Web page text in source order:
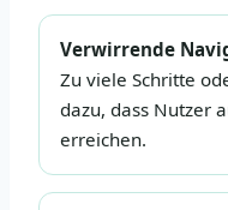
Verwirrende
Zu viele Schritte
dazu, dass Nutzer
erreichen.